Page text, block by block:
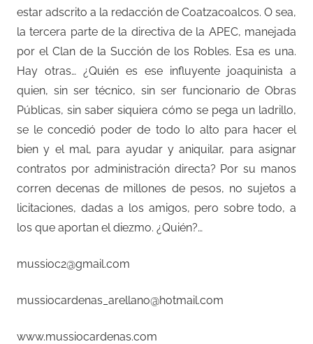
estar adscrito a la redacción de Coatzacoalcos. O sea,
la tercera parte de la directiva de la APEC, manejada
por el Clan de la Succión de los Robles. Esa es una.
Hay otras… ¿Quién es ese influyente joaquinista a
quien, sin ser técnico, sin ser funcionario de Obras
Públicas, sin saber siquiera cómo se pega un ladrillo,
se le concedió poder de todo lo alto para hacer el
bien y el mal, para ayudar y aniquilar, para asignar
contratos por administración directa? Por su manos
corren decenas de millones de pesos, no sujetos a
licitaciones, dadas a los amigos, pero sobre todo, a
los que aportan el diezmo. ¿Quién?…
mussioc2@gmail.com
mussiocardenas_arellano@hotmail.com
www.mussiocardenas.com